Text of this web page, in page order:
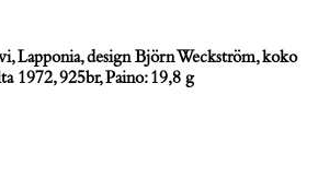
Lapponia, design Björn Weckström, koko
1972, 925br, Paino: 19,8 g